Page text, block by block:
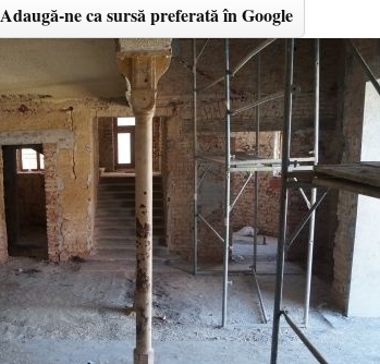
Adaugă-ne ca sursă preferată în Google